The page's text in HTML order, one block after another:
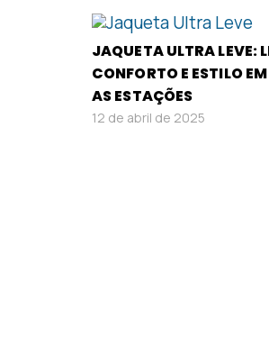
JAQUETA ULTRA LEVE:
CONFORTO E ESTILO
AS ESTAÇÕES
12 de abril de 2025